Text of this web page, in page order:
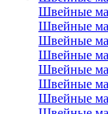
Швейные
Швейные
Швейные
Швейные
Швейные
Швейные
Швейные